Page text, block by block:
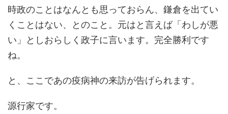
時政のことはなんとも思っておらん、鎌倉を出てい
くことはない、とのこと。元はと言えば「わしが悪
い」としおらしく政子に言います。完全勝利です
ね。
と、ここであの疫病神の来訪が告げられます。
源行家です。